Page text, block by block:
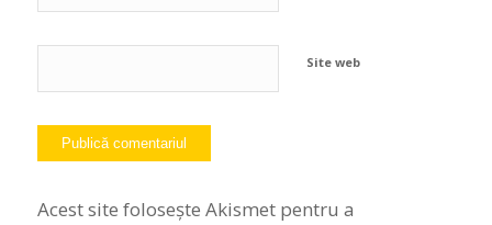
Site web
Acest site folosește Akismet pentru a